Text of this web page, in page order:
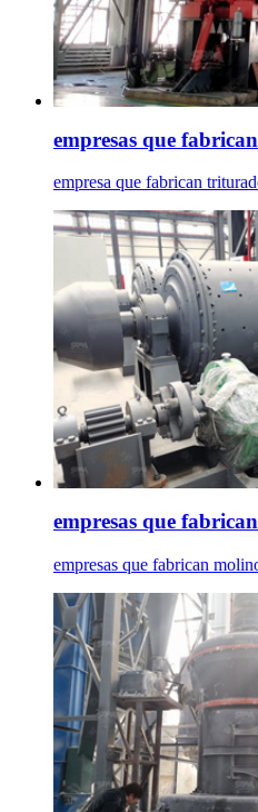
empresas que
empresa que fabrican
empresas que
empresas que fabrican